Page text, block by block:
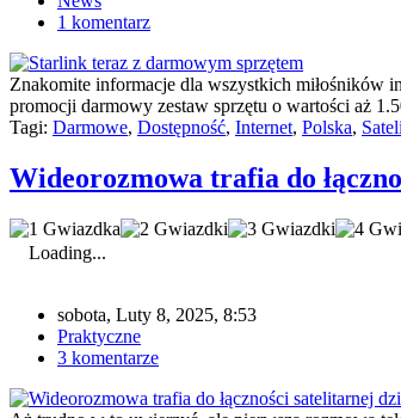
1 komentarz
Znakomite informacje dla wszystkich miłośników
promocji darmowy zestaw sprzętu o wartości aż
Tagi: Darmowe, Dostępność, Internet, Polska,
Wideorozmowa trafia do
Loading...
sobota, Luty 8, 2025, 8:53
Praktyczne
3 komentarze